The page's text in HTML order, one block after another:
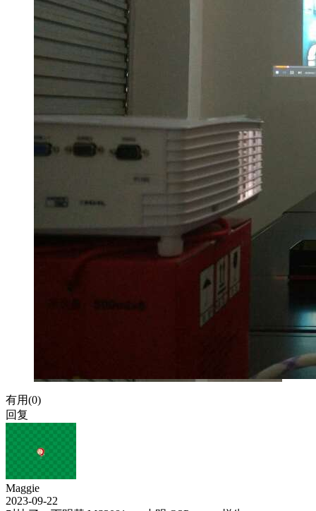
有用(0)
回复
Maggie
2023-09-22